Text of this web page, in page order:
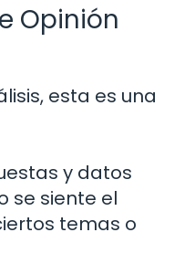
Opinión
esta es una
y datos
se siente el
temas o